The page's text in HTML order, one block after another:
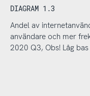
DIAGRAM 1.3
Andel av
användare och mer
2020 Q3, Obs! Låg